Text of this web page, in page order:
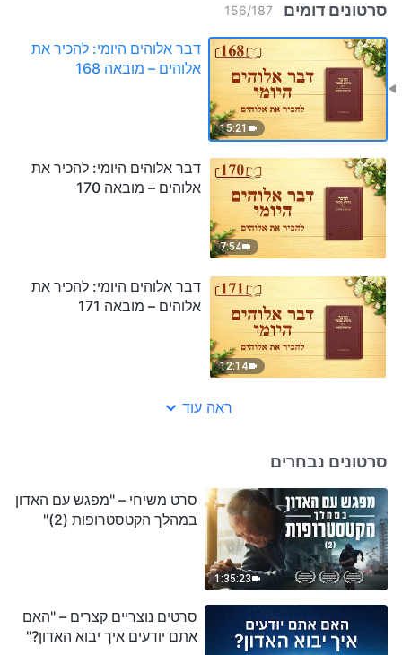
סרטונים דומים 156/187
15:21
דבר אלוהים היומי: להכיר את
אלוהים – מובאה 168
7:54
דבר אלוהים היומי: להכיר את
אלוהים – מובאה 170
12:14
דבר אלוהים היומי: להכיר את
אלוהים – מובאה 171
ראה עוד
סרטונים נבחרים
1:35:23
סרט משיחי – "מפגש עם האדון
במהלך הקטסטרופות (2)"
סרטים נוצריים קצרים – "האם
אתם יודעים איך יבוא האדון?"